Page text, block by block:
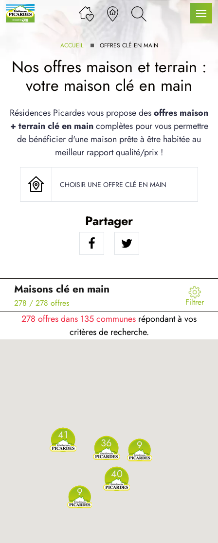
GAMME
SERVICE BDL EXTENSION
ARTICLES
ACCUEIL OFFRES CLÉ EN MAIN
Nos offres maison et terrain :
votre maison clé en main
Résidences Picardes vous propose desoffres maison
+ terrain clé en maincomplètes pour vous permettre
de bénéficier d'une maison prête à être habitée au
meilleur rapport qualité/prix !
CHOISIR UNE OFFRE CLÉ EN MAIN
Partager
Maisons clé en main
278 / 278 offres Filtrer
278 offres dans 135 communes répondant à vos
critères de recherche.
41
40
36 9
9